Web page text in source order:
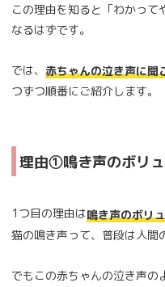
この理由を知ると「わかって
なるはずです。
では、 赤ちゃんの泣き声に聞
つずつ順番にご紹介します。
理由①鳴き声のボリ
1つ目の理由は鳴き声のボリ
猫の鳴き声って、普段は人間
でもこの赤ちゃんの泣き声の